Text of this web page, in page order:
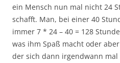
ein Mensch nun mal nicht 24
schafft. Man, bei einer 40
immer 7 * 24 – 40 = 128
was ihm Spaß macht oder
der sich dann irgendwann